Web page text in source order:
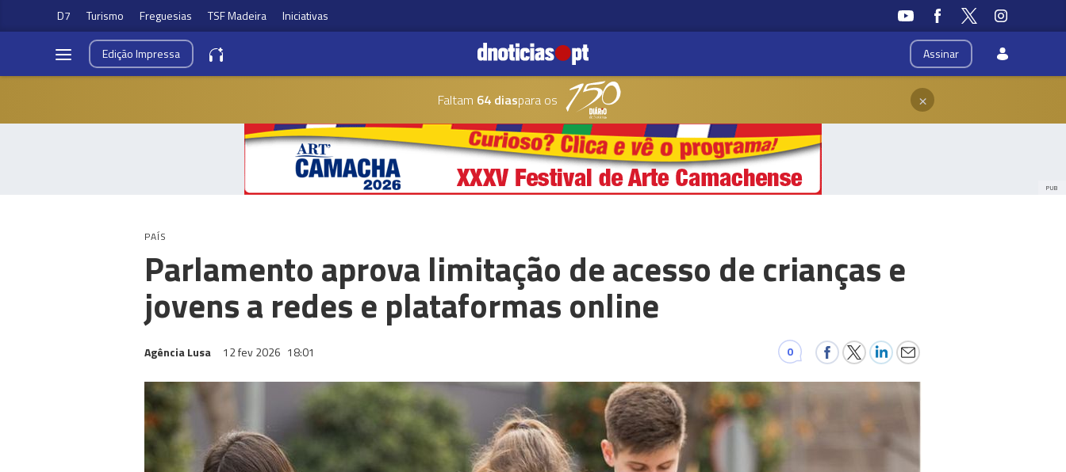
D7 Turismo Freguesias TSF Madeira Iniciativas
Assinar
EdiçãoImpressa
Faltam 64 diaspara os ×
PUB
PAÍS
Parlamento aprova limitação de acesso de crianças e
jovens a redes e plataformas online
Agência Lusa 12 fev 2026 18:01 0